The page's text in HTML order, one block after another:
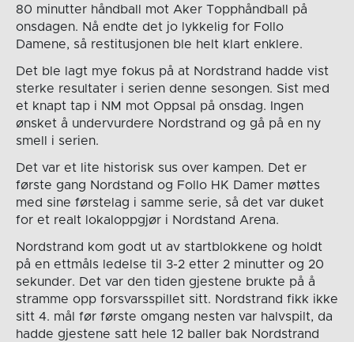
80 minutter håndball mot Aker Topphåndball på
onsdagen. Nå endte det jo lykkelig for Follo
Damene, så restitusjonen ble helt klart enklere.
Det ble lagt mye fokus på at Nordstrand hadde vist
sterke resultater i serien denne sesongen. Sist med
et knapt tap i NM mot Oppsal på onsdag. Ingen
ønsket å undervurdere Nordstrand og gå på en ny
smell i serien.
Det var et lite historisk sus over kampen. Det er
første gang Nordstand og Follo HK Damer møttes
med sine førstelag i samme serie, så det var duket
for et realt lokaloppgjør i Nordstand Arena.
Nordstrand kom godt ut av startblokkene og holdt
på en ettmåls ledelse til 3-2 etter 2 minutter og 20
sekunder. Det var den tiden gjestene brukte på å
stramme opp forsvarsspillet sitt. Nordstrand fikk ikke
sitt 4. mål før første omgang nesten var halvspilt, da
hadde gjestene satt hele 12 baller bak Nordstrand